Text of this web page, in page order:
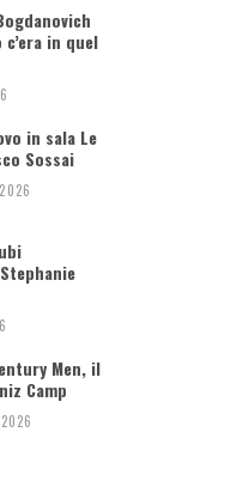
in quel
in sala Le
Sossai
Men, il
Camp